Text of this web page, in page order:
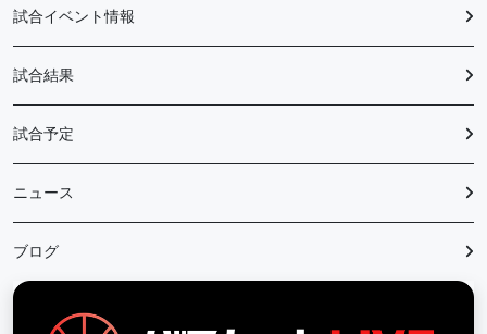
試合イベント情報
試合結果
試合予定
ニュース
ブログ